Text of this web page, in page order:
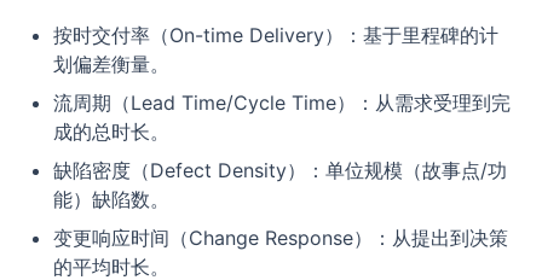
按时交付率（On-time Delivery）：基于里程碑的计
划偏差衡量。
流周期（Lead Time/Cycle Time）：从需求受理到完
成的总时长。
缺陷密度（Defect Density）：单位规模（故事点/功
能）缺陷数。
变更响应时间（Change Response）：从提出到决策
的平均时长。